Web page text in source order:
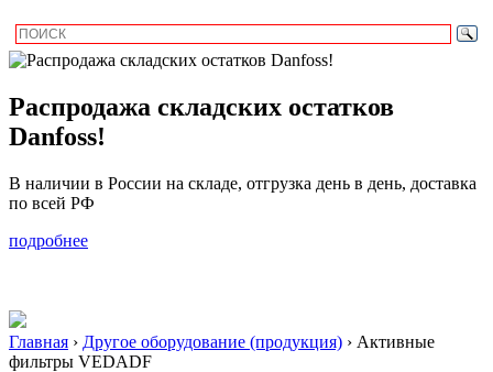
Распродажа складских остатков
Danfoss!
В наличии в России на складе, отгрузка день в день, доставка
по всей РФ
подробнее
Главная › Другое оборудование (продукция) › Активные
фильтры VEDADF